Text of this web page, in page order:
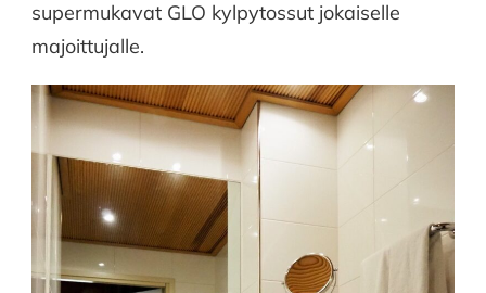
supermukavat GLO kylpytossut jokaiselle
majoittujalle.